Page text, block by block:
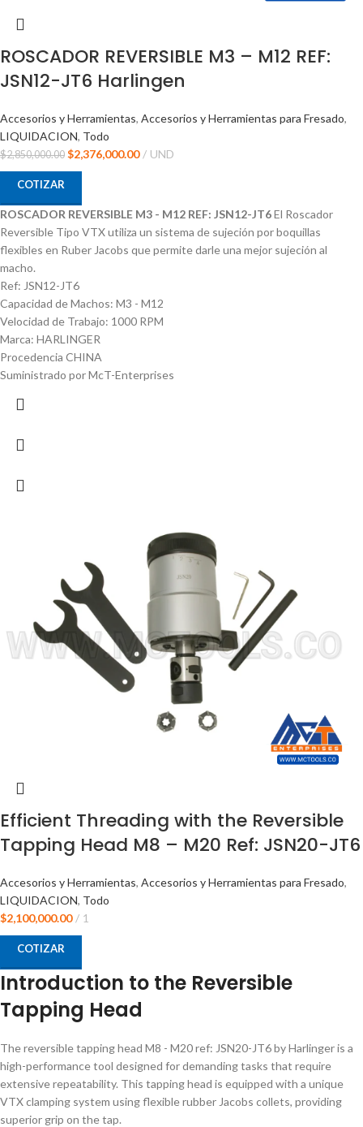
ROSCADOR REVERSIBLE M3 – M12 REF:
JSN12-JT6 Harlingen
Accesorios y Herramientas, Accesorios y Herramientas para Fresado,
LIQUIDACION, Todo
$2,850,000.00 $2,376,000.00 UND
COTIZAR
ROSCADOR REVERSIBLE M3 - M12 REF: JSN12-JT6El Roscador
Reversible Tipo VTX utiliza un sistema de sujeción por boquillas
flexibles en Ruber Jacobs que permite darle una mejor sujeción al
macho.
Ref: JSN12-JT6
Capacidad de Machos: M3 - M12
Velocidad de Trabajo: 1000 RPM
Marca: HARLINGER
Procedencia CHINA
Suministrado por McT-Enterprises
Efficient Threading with the Reversible
Tapping Head M8 – M20 Ref: JSN20-JT6
Accesorios y Herramientas, Accesorios y Herramientas para Fresado,
LIQUIDACION, Todo
$2,100,000.00 1
COTIZAR
Introduction to the Reversible
Tapping Head
The reversible tapping head M8 - M20 ref: JSN20-JT6 by Harlinger is a
high-performance tool designed for demanding tasks that require
extensive repeatability. This tapping head is equipped with a unique
VTX clamping system using flexible rubber Jacobs collets, providing
superior grip on the tap.